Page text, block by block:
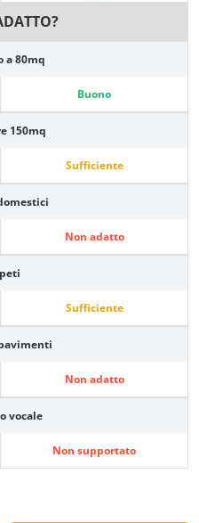
a 80mq
Buono
150mq
Sufficiente
Non adatto
Sufficiente
Non adatto
vocale
Non supportato